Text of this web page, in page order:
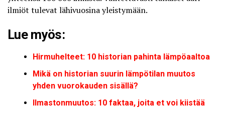
ilmiöt tulevat lähivuosina yleistymään.
Lue myös:
Hirmuhelteet: 10 historian pahinta lämpöaaltoa
Mikä on historian suurin lämpötilan muutos
yhden vuorokauden sisällä?
Ilmastonmuutos: 10 faktaa, joita et voi kiistää